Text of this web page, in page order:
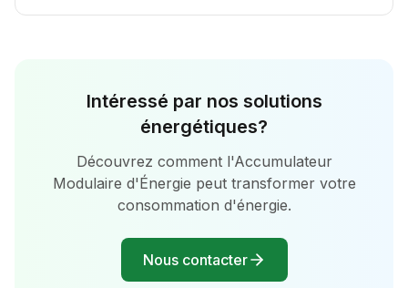
Intéressé par nos solutions
énergétiques?
Découvrez comment l'Accumulateur
Modulaire d'Énergie peut transformer votre
consommation d'énergie.
Nous contacter